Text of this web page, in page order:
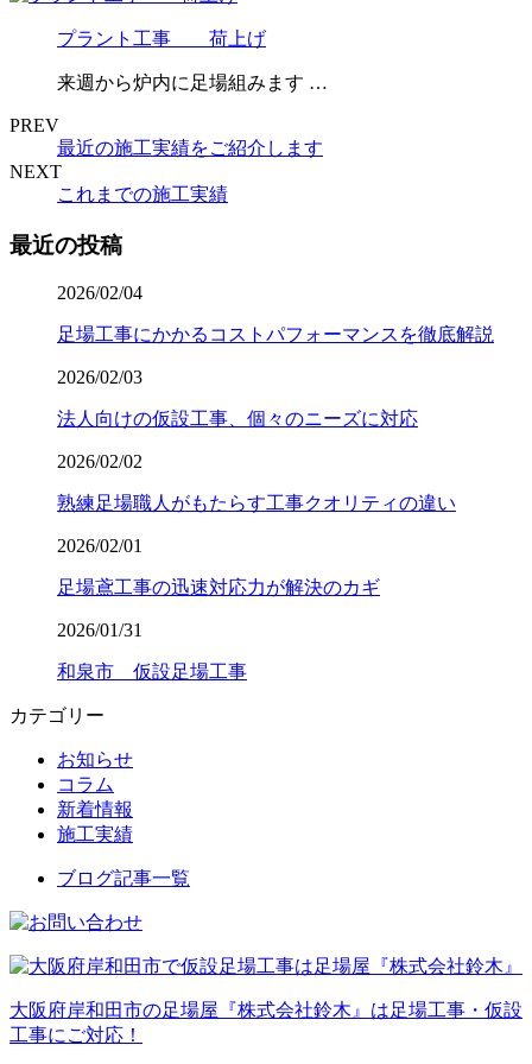
プラント工事 荷上げ
来週から炉内に足場組みます …
PREV
最近の施工実績をご紹介します
NEXT
これまでの施工実績
最近の投稿
2026/02/04
足場工事にかかるコストパフォーマンスを徹底解説
2026/02/03
法人向けの仮設工事、個々のニーズに対応
2026/02/02
熟練足場職人がもたらす工事クオリティの違い
2026/02/01
足場鳶工事の迅速対応力が解決のカギ
2026/01/31
和泉市 仮設足場工事
カテゴリー
お知らせ
コラム
新着情報
施工実績
ブログ記事一覧
大阪府岸和田市の足場屋『株式会社鈴木』は足場工事・仮設
工事にご対応！